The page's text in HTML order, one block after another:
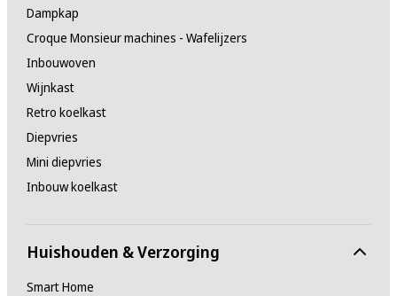
Dampkap
Croque Monsieur machines - Wafelijzers
Inbouwoven
Wijnkast
Retro koelkast
Diepvries
Mini diepvries
Inbouw koelkast
Huishouden & Verzorging
Smart Home